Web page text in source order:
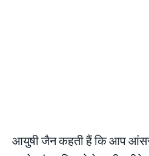
आयुषी जैन कहती हैं कि आप आंसर